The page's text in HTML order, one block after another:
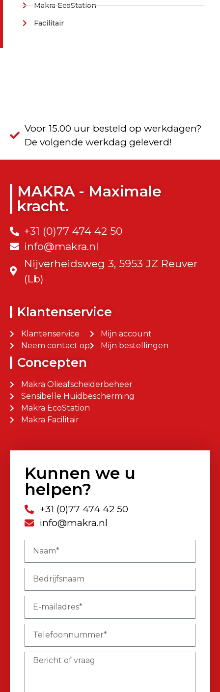
Makra EcoStation
Facilitair
Voor 15.00 uur besteld op werkdagen?
De volgende werkdag geleverd!
MAKRA - Maximale
kracht.
+31 (0)77 474 42 50
info@makra.nl
Nijverheidsweg 3, 5953 JZ Reuver
(Lb)
Klantenservice
Klantenservice
Neem contact op
Mijn account
Mijn bestellingen
Concepten
Makra Olieafscheiderbeheer
Sensibelle Huidbescherming
Makra EcoStation
Makra Facilitair
Kunnen we u
helpen?
+31 (0)77 474 42 50
info@makra.nl